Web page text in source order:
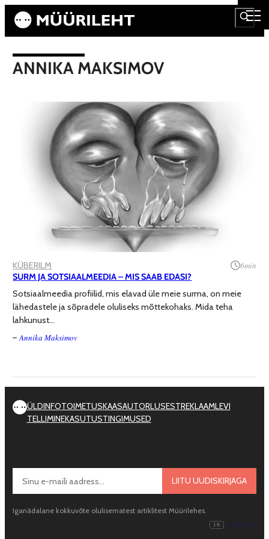
ANNIKA MAKSIMOV
KÜBERILM 6min
SURM JA SOTSIAALMEEDIA – MIS SAAB EDASI?
Sotsiaalmeedia profiilid, mis elavad üle meie surma, on meie
lähedastele ja sõpradele oluliseks mõttekohaks. Mida teha
lahkunust…
– Annika Maksimov
ÜLDINFOTOIMETUSKAASAUTORLUSESTREKLAAMLEVI
TELLIMINEKASUTUSTINGIMUSED
LIITU UUDISKIRJAGA
Iganädalane kokkuvõte olulisematest artiklitest Müürilehes.
1K DIGITAL